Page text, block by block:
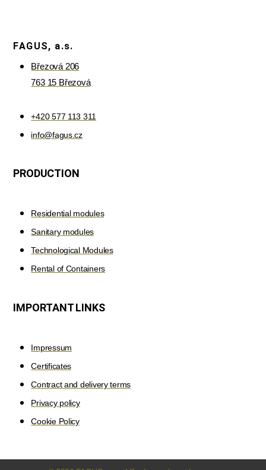
FAGUS, a.s.
Březová 206
763 15 Březová
+420 577 113 311
info@fagus.cz
PRODUCTION
Residential modules
Sanitary modules
Technological Modules
Rental of Containers
IMPORTANT LINKS
Impressum
Certificates
Contract and delivery terms
Privacy policy
Cookie Policy